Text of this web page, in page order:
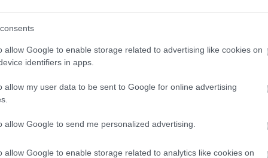
allow Google to enable storage related to advertising like cookies on
identifiers in apps.
allow my user data to be sent to Google for online advertising
allow Google to send me personalized advertising.
allow Google to enable storage related to analytics like cookies on
hadde for lite penger på bok.
31.12.24 ut fra risikoen ved og omfanget av
som tiltak for å rette på forannevnte å
viste et betydelig underskudd i